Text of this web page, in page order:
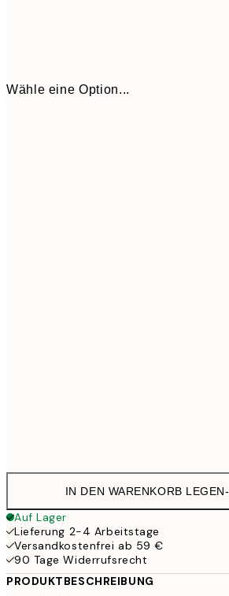
Wähle eine Option...
IN DEN WARENKORB LEGEN-
Auf Lager
Lieferung 2-4 Arbeitstage
Versandkostenfrei ab 59 €
90 Tage Widerrufsrecht
PRODUKTBESCHREIBUNG